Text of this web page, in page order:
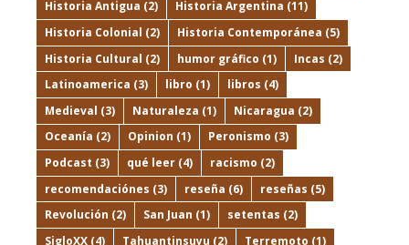
Historia Antigua (2) Historia Argentina (11)
Historia Colonial (2) Historia Contemporánea (5)
Historia Cultural (2) humor gráfico (1) Incas (2)
Latinoamerica (3) libro (1) libros (4)
Medieval (3) Naturaleza (1) Nicaragua (2)
Oceanía (2) Opinion (1) Peronismo (3)
Podcast (3) qué leer (4) racismo (2)
recomendaciónes (3) reseña (6) reseñas (5)
Revolución (2) San Juan (1) setentas (2)
SigloXX (4) Tahuantinsuyu (2) Terremoto (1)